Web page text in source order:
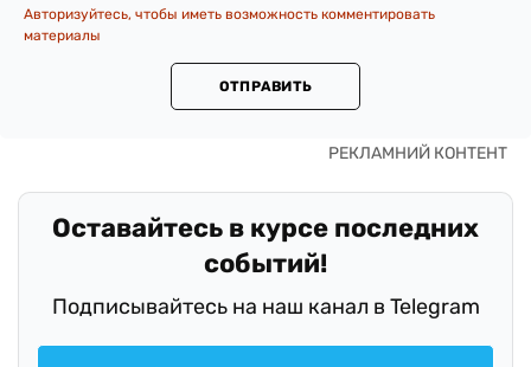
Авторизуйтесь, чтобы иметь возможность комментировать
материалы
ОТПРАВИТЬ
Оставайтесь в курсе последних
событий!
Подписывайтесь на наш канал в Telegram